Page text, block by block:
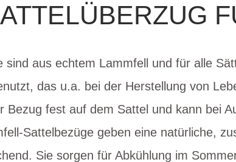
sind aus echtem Lammfell und für alle
das u.a. bei der Herstellung von
Bezug fest auf dem Sattel und kann bei
Sattelbezüge geben eine natürliche,
Sie sorgen für Abkühlung im